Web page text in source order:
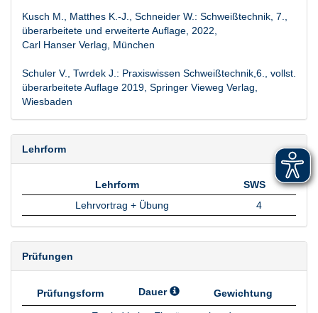
Kusch M., Matthes K.-J., Schneider W.: Schweißtechnik, 7.,
überarbeitete und erweiterte Auflage, 2022,
Carl Hanser Verlag, München
Schuler V., Twrdek J.: Praxiswissen Schweißtechnik,6., vollst.
überarbeitete Auflage 2019, Springer Vieweg Verlag,
Wiesbaden
Lehrform
Lehrform
SWS
Lehrform
SWS
Lehrvortrag + Übung 4
Prüfungen
Prüfungsform Dauer
Gewichtung